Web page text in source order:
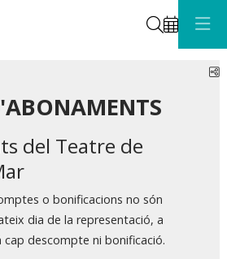
Cerca
del Teatre de
o bonificacions no són
dia de la representació, a
cap descompte ni bonificació.